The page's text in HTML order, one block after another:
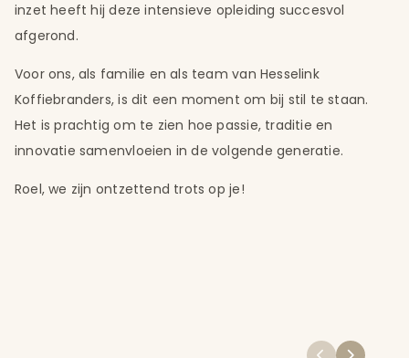
inzet heeft hij deze intensieve opleiding succesvol
afgerond.
Voor ons, als familie en als team van Hesselink
Koffiebranders, is dit een moment om bij stil te staan.
Het is prachtig om te zien hoe passie, traditie en
innovatie samenvloeien in de volgende generatie.
Roel, we zijn ontzettend trots op je!